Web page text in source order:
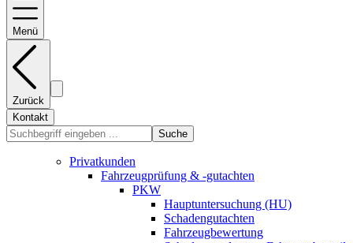
Menü
Zurück
Kontakt
Suche
Privatkunden
Fahrzeugprüfung & -gutachten
PKW
Hauptuntersuchung (HU)
Schadengutachten
Fahrzeugbewertung